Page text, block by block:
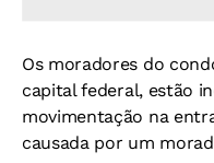
Os moradores do
capital federal, estão
movimentação na
causada por um